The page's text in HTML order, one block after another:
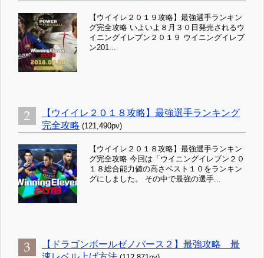
【ウイイレ２０１９攻略】最強選手ランキン
グ完全攻略 いよいよ８月３０日発売されるウ
イニングイレブン２０１９ ウイニングイレブ
ン201...
【ウイイレ２０１８攻略】最強選手ランキング
完全攻略 (121,490pv)
【ウイイレ２０１８攻略】最強選手ランキン
グ完全攻略 今回は「ウイニングイレブン２０
１８総合能力値の高さベスト１０をランキン
グにしました。 その中で最強の選手...
【ドラゴンボールゼノバース２】最強攻略 最